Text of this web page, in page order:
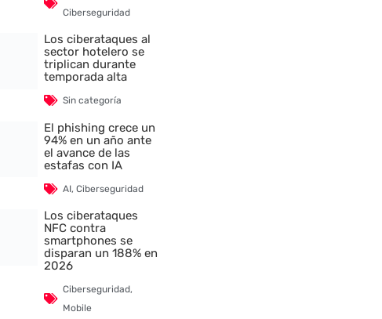
Ciberseguridad
Los ciberataques al
sector hotelero se
triplican durante
temporada alta
Sin categoría
El phishing crece un
94% en un año ante
el avance de las
estafas con IA
AI,Ciberseguridad
Los ciberataques
NFC contra
smartphones se
disparan un 188% en
2026
Ciberseguridad,
Mobile